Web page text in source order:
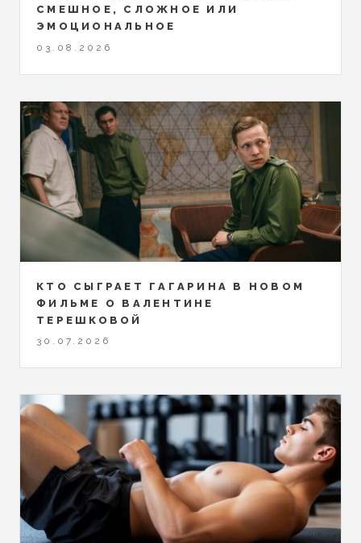
СМЕШНОЕ, СЛОЖНОЕ ИЛИ
ЭМОЦИОНАЛЬНОЕ
03.08.2026
КТО СЫГРАЕТ ГАГАРИНА В НОВОМ
ФИЛЬМЕ О ВАЛЕНТИНЕ
ТЕРЕШКОВОЙ
30.07.2026